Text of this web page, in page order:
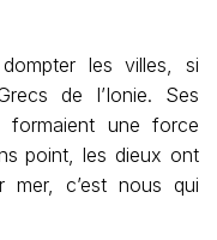
les villes, si
de l’Ionie. Ses
formaient une force
point, les dieux ont
mer, c’est nous qui